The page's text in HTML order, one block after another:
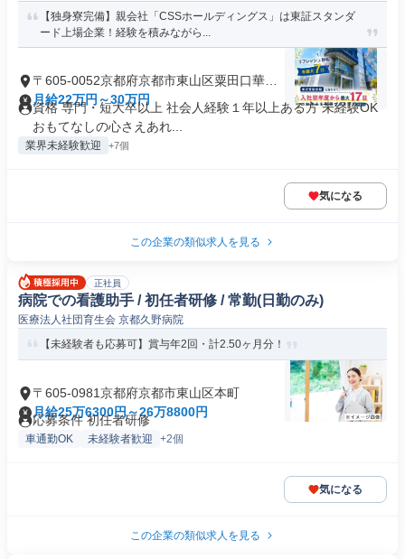
【独身寮完備】親会社「CSSホールディングス」は東証スタンダ
ード上場企業！経験を積みながら...
〒605-0052京都府京都市東山区粟田口華頂
町
月給22万円～30万円
資格 専門・短大卒以上 社会人経験１年以上ある方 未経験OK
おもてなしの心さえあれ...
業界未経験歓迎 +7個
気になる
この企業の類似求人を見る
正社員
病院での看護助手 / 初任者研修 / 常勤(日勤のみ)
医療法人社団育生会 京都久野病院
【未経験者も応募可】賞与年2回・計2.50ヶ月分！
〒605-0981京都府京都市東山区本町
月給25万6300円～26万8800円
応募条件 初任者研修
車通勤OK 未経験者歓迎 +2個
気になる
この企業の類似求人を見る